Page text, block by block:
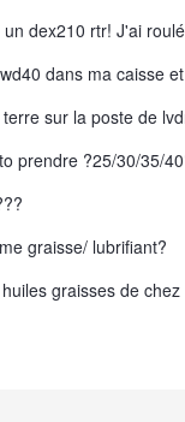
dex210 rtr! J'ai
dans ma caisse
sur la poste de
prendre ?25/30/35/
graisse/ lubrifiant?
graisses de